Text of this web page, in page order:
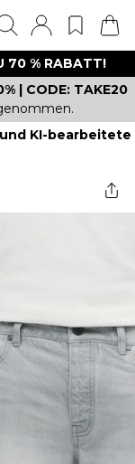
70 % RABATT!
| CODE: TAKE20
KI-bearbeitete